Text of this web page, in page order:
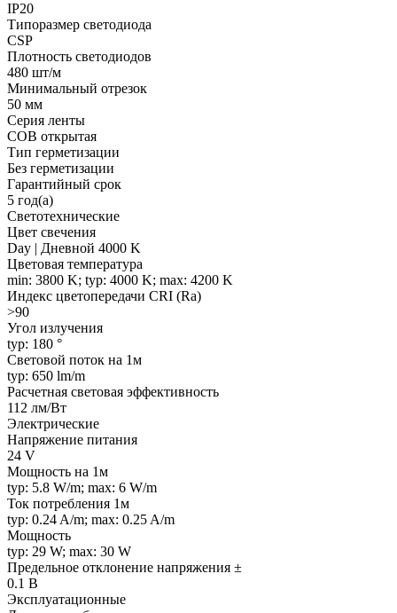
IP20
Типоразмер светодиода
CSP
Плотность светодиодов
480 шт/м
Минимальный отрезок
50 мм
Серия ленты
COB открытая
Тип герметизации
Без герметизации
Гарантийный срок
5 год(а)
Светотехнические
Цвет свечения
Day | Дневной 4000 K
Цветовая температура
min: 3800 K; typ: 4000 K; max: 4200 K
Индекс цветопередачи CRI (Ra)
>90
Угол излучения
typ: 180 °
Световой поток на 1м
typ: 650 lm/m
Расчетная световая эффективность
112 лм/Вт
Электрические
Напряжение питания
24 V
Мощность на 1м
typ: 5.8 W/m; max: 6 W/m
Ток потребления 1м
typ: 0.24 A/m; max: 0.25 A/m
Мощность
typ: 29 W; max: 30 W
Предельное отклонение напряжения ±
0.1 В
Эксплуатационные